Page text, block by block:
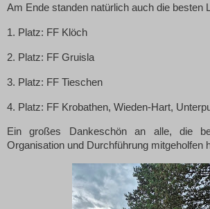
Am Ende standen natürlich auch die besten
1. Platz: FF Klöch
2. Platz: FF Gruisla
3. Platz: FF Tieschen
4. Platz: FF Krobathen, Wieden-Hart,
Ein großes Dankeschön an alle, die
Organisation und Durchführung mitgeholfen